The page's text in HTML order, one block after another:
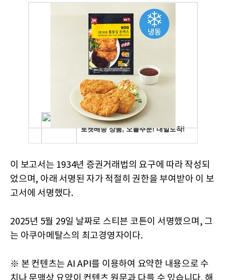
이 보고서는 1934년 증권거래법의 요구에 따라 작성되
었으며, 아래 서명된 자가 적절히 권한을 부여받아 이 보
고서에 서명했다.
2025년 5월 29일 날짜로 스티븐 코튼이 서명했으며, 그
는 아쿠아메탈스의 최고경영자이다.
※ 본 컨텐츠는 AI API를 이용하여 요약한 내용으로 수